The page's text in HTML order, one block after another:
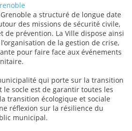
a structuré de longue date
des missions de sécurité civile,
prévention. La Ville dispose ainsi
de la gestion de crise,
pour faire face aux événements
qui porte sur la transition
le socle est de garantir toutes les
transition écologique et sociale
réflexion sur la résilience du
municipal.